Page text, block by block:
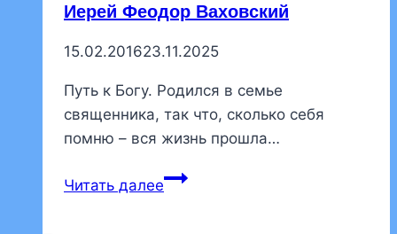
поездки
Иерей Феодор Ваховский
15.02.201623.11.2025
Путь к Богу. Родился в семье
священника, так что, сколько себя
помню – вся жизнь прошла…
Читать далееИерей